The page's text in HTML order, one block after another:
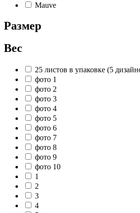
Mauve
Размер
Вес
25 листов в упаковке (5
фото 1
фото 2
фото 3
фото 4
фото 5
фото 6
фото 7
фото 8
фото 9
фото 10
1
2
3
4